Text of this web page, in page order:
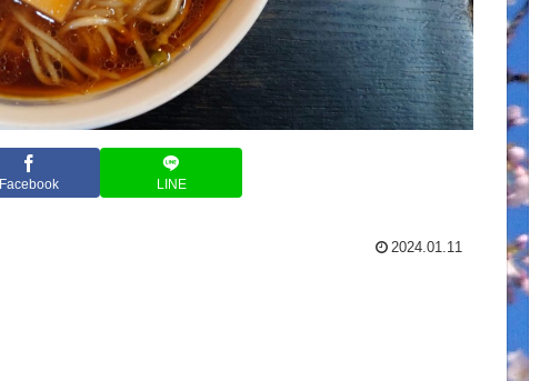
Facebook LINE
2024.01.11